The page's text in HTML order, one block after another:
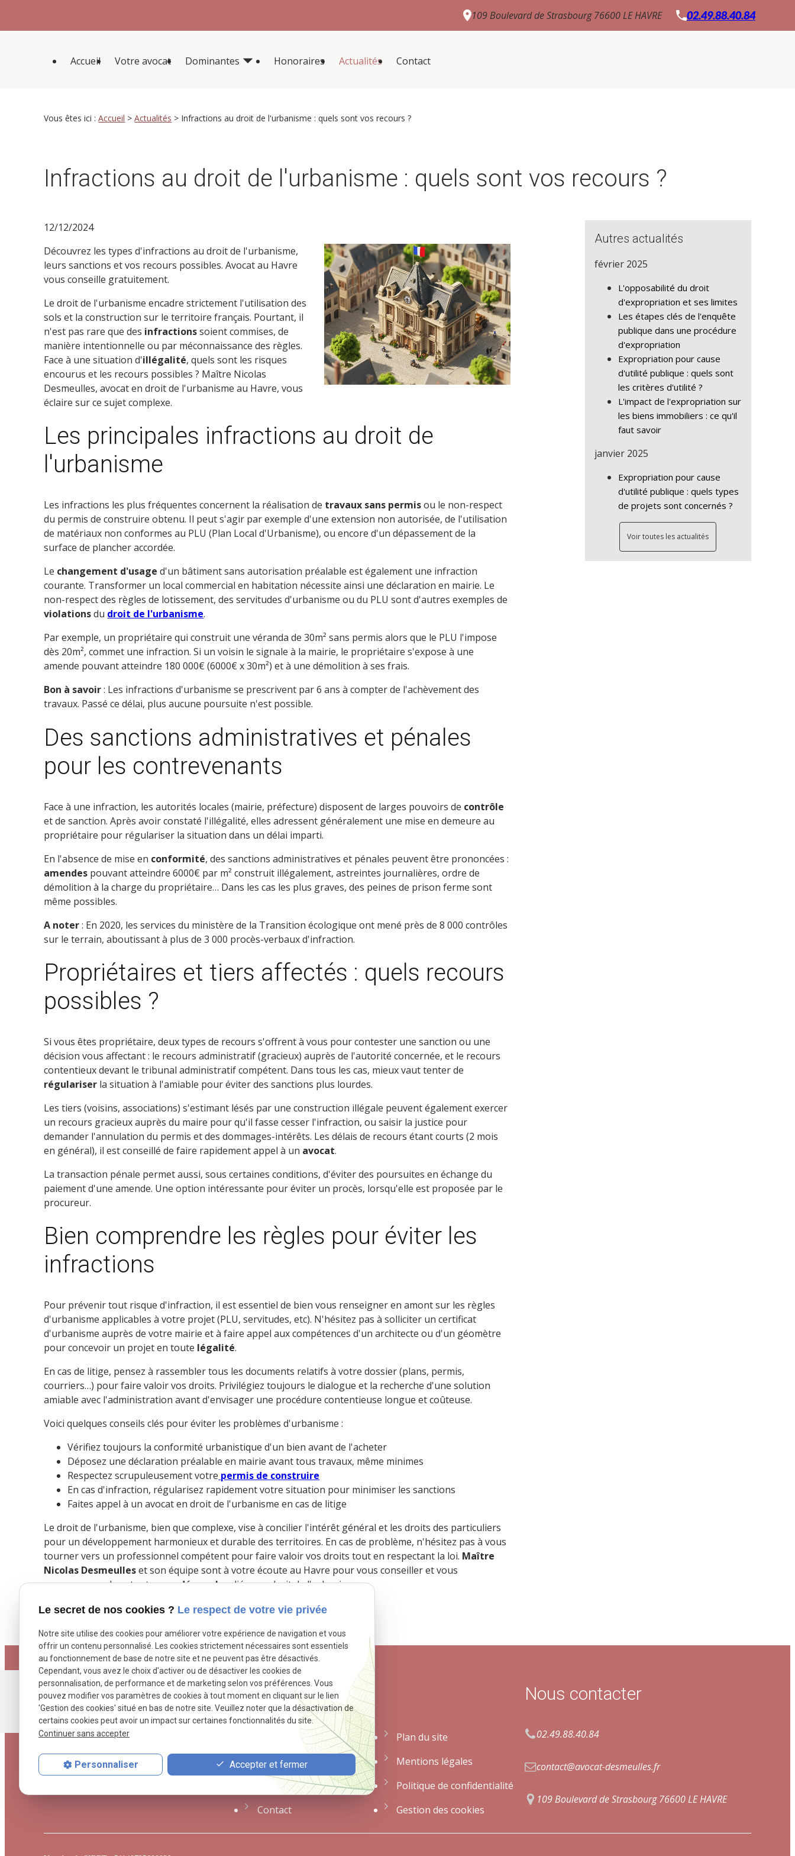
109 Boulevard de Strasbourg76600 LE HAVRE 02.49.88.40.84
Accueil Votre avocat Dominantes Honoraires Actualités Contact
Vous êtes ici : Accueil >Actualités > Infractions au droit de l'urbanisme : quels sont vos recours ?
Infractions au droit de l'urbanisme : quels sont vos recours ?
12/12/2024
Découvrez les types d'infractions au droit de l'urbanisme,
leurs sanctions et vos recours possibles. Avocat au Havre
vous conseille gratuitement.
Le droit de l'urbanisme encadre strictement l'utilisation des
sols et la construction sur le territoire français. Pourtant, il
n'est pas rare que des infractionssoient commises, de
manière intentionnelle ou par méconnaissance des règles.
Face à une situation d'illégalité, quels sont les risques
encourus et les recours possibles ? Maître Nicolas
Desmeulles, avocat en droit de l'urbanisme au Havre, vous
éclaire sur ce sujet complexe.
Les principales infractions au droit de
l'urbanisme
Les infractions les plus fréquentes concernent la réalisation de travaux sans permisou le non-respect
du permis de construire obtenu. Il peut s'agir par exemple d'une extension non autorisée, de l'utilisation
de matériaux non conformes au PLU (Plan Local d'Urbanisme), ou encore d'un dépassement de la
surface de plancher accordée.
Le changement d'usage d'un bâtiment sans autorisation préalable est également une infraction
courante. Transformer un local commercial en habitation nécessite ainsi une déclaration en mairie. Le
non-respect des règles de lotissement, des servitudes d'urbanisme ou du PLU sont d'autres exemples de
violationsdu droit de l'urbanisme.
Par exemple, un propriétaire qui construit une véranda de 30m² sans permis alors que le PLU l'impose
dès 20m², commet une infraction. Si un voisin le signale à la mairie, le propriétaire s'expose à une
amende pouvant atteindre 180 000€ (6000€ x 30m²) et à une démolition à ses frais.
Bon à savoir: Les infractions d'urbanisme se prescrivent par 6 ans à compter de l'achèvement des
travaux. Passé ce délai, plus aucune poursuite n'est possible.
Des sanctions administratives et pénales
pour les contrevenants
Face à une infraction, les autorités locales (mairie, préfecture) disposent de larges pouvoirs de contrôle
et de sanction. Après avoir constaté l'illégalité, elles adressent généralement une mise en demeure au
propriétaire pour régulariser la situation dans un délai imparti.
En l'absence de mise en conformité, des sanctions administratives et pénales peuvent être prononcées :
amendes pouvant atteindre 6000€ par m² construit illégalement, astreintes journalières, ordre de
démolition à la charge du propriétaire… Dans les cas les plus graves, des peines de prison ferme sont
même possibles.
A noter: En 2020, les services du ministère de la Transition écologique ont mené près de 8 000 contrôles
sur le terrain, aboutissant à plus de 3 000 procès-verbaux d'infraction.
Propriétaires et tiers affectés : quels recours
possibles ?
Si vous êtes propriétaire, deux types de recours s'offrent à vous pour contester une sanction ou une
décision vous affectant : le recours administratif (gracieux) auprès de l'autorité concernée, et le recours
contentieux devant le tribunal administratif compétent. Dans tous les cas, mieux vaut tenter de
régulariser la situation à l'amiable pour éviter des sanctions plus lourdes.
Les tiers (voisins, associations) s'estimant lésés par une construction illégale peuvent également exercer
un recours gracieux auprès du maire pour qu'il fasse cesser l'infraction, ou saisir la justice pour
demander l'annulation du permis et des dommages-intérêts. Les délais de recours étant courts (2 mois
en général), il est conseillé de faire rapidement appel à un avocat.
La transaction pénale permet aussi, sous certaines conditions, d'éviter des poursuites en échange du
paiement d'une amende. Une option intéressante pour éviter un procès, lorsqu'elle est proposée par le
procureur.
Bien comprendre les règles pour éviter les
infractions
Pour prévenir tout risque d'infraction, il est essentiel de bien vous renseigner en amont sur les règles
d'urbanisme applicables à votre projet (PLU, servitudes, etc). N'hésitez pas à solliciter un certificat
d'urbanisme auprès de votre mairie et à faire appel aux compétences d'un architecte ou d'un géomètre
pour concevoir un projet en toute légalité.
En cas de litige, pensez à rassembler tous les documents relatifs à votre dossier (plans, permis,
courriers…) pour faire valoir vos droits. Privilégiez toujours le dialogue et la recherche d'une solution
amiable avec l'administration avant d'envisager une procédure contentieuse longue et coûteuse.
Voici quelques conseils clés pour éviter les problèmes d'urbanisme :
Vérifiez toujours la conformité urbanistique d'un bien avant de l'acheter
Déposez une déclaration préalable en mairie avant tous travaux, même minimes
Respectez scrupuleusement votre permis de construire
En cas d'infraction, régularisez rapidement votre situation pour minimiser les sanctions
Faites appel à un avocat en droit de l'urbanisme en cas de litige
Le droit de l'urbanisme, bien que complexe, vise à concilier l'intérêt général et les droits des particuliers
pour un développement harmonieux et durable des territoires. En cas de problème, n'hésitez pas à vous
tourner vers un professionnel compétent pour faire valoir vos droits tout en respectant la loi. Maître
Nicolas Desmeulleset son équipe sont à votre écoute au Havre pour vous conseiller et vous
accompagner dans toutes vosdémarchesliées au droit de l'urbanisme.
Facebook est désactivé. Autoriser
Autres actualités
février 2025
L'opposabilité du droit
d'expropriation et ses limites
Les étapes clés de l'enquête
publique dans une procédure
d'expropriation
Expropriation pour cause
d'utilité publique : quels sont
les critères d'utilité ?
L'impact de l'expropriation sur
les biens immobiliers : ce qu'il
faut savoir
janvier 2025
Expropriation pour cause
d'utilité publique : quels types
de projets sont concernés ?
Voir toutes les actualités
Havre, vous reçoit au sein de son cabinet afin de
vous assister dans les domaines du droit public,
Liens utiles
Votre avocat
Actualités
Contact
Plan du site
Mentions légales
Politique de confidentialité
Gestion des cookies
Nous contacter
02.49.88.40.84
contact@avocat-desmeulles.fr
109 Boulevard de Strasbourg76600 LE HAVRE
Le secret de nos cookies ? Le respect de votre vie privée
Notre site utilise des cookies pour améliorer votre expérience de navigation et vous
offrir un contenu personnalisé. Les cookies strictement nécessaires sont essentiels
au fonctionnement de base de notre site et ne peuvent pas être désactivés.
Cependant, vous avez le choix d'activer ou de désactiver les cookies de
personnalisation, de performance et de marketing selon vos préférences. Vous
pouvez modifier vos paramètres de cookies à tout moment en cliquant sur le lien
'Gestion des cookies' situé en bas de notre site. Veuillez noter que la désactivation de
certains cookies peut avoir un impact sur certaines fonctionnalités du site.
Continuer sans accepter
Personnaliser Accepter et fermer